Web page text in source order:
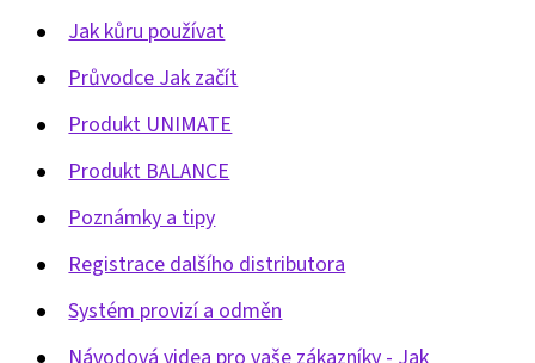
Jak kůru používat
Průvodce Jak začít
Produkt UNIMATE
Produkt BALANCE
Poznámky a tipy
Registrace dalšího distributora
Systém provizí a odměn